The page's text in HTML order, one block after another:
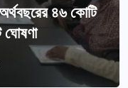
৪৬ কোটি
ঘোষণা